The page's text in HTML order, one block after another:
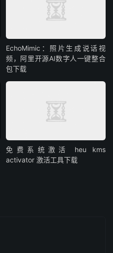
EchoMimic：照片生成说话视
频，阿里开源AI数字人一键整合
包下载
免费系统激活 heu kms
activator 激活工具下载